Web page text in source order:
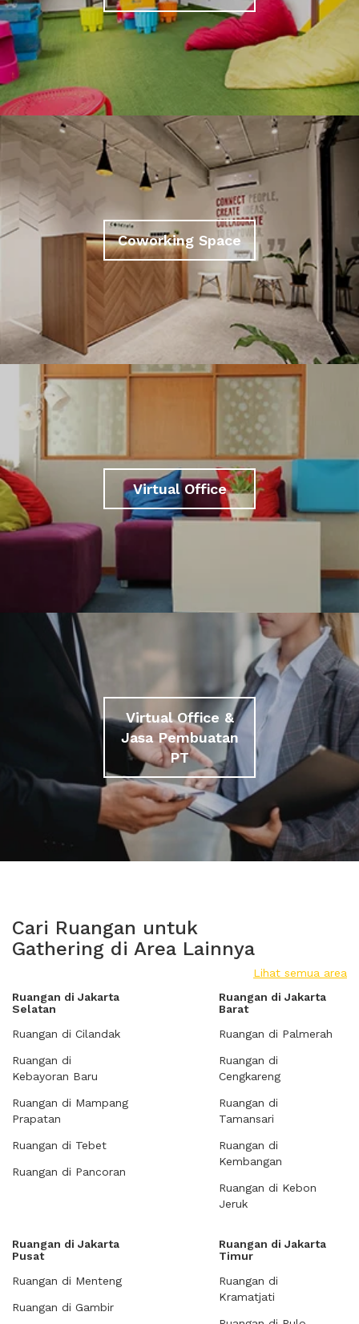
Coworking Space
Virtual Office
Virtual Office &
Jasa Pembuatan
PT
Cari Ruangan untuk
Gathering di Area Lainnya
Lihat semua area
Ruangan di Jakarta
Selatan
Ruangan di Cilandak
Ruangan di
Kebayoran Baru
Ruangan di Mampang
Prapatan
Ruangan di Tebet
Ruangan di Pancoran
Ruangan di Jakarta
Barat
Ruangan di Palmerah
Ruangan di
Cengkareng
Ruangan di
Tamansari
Ruangan di
Kembangan
Ruangan di Kebon
Jeruk
Ruangan di Jakarta
Pusat
Ruangan di Menteng
Ruangan di Gambir
Ruangan di Jakarta
Timur
Ruangan di
Kramatjati